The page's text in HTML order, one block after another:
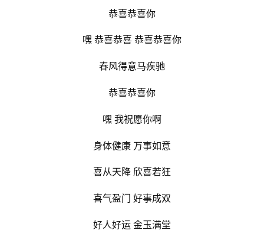
恭喜恭喜你
嘿 恭喜恭喜 恭喜恭喜你
春风得意马疾驰
恭喜恭喜你
嘿 我祝愿你啊
身体健康 万事如意
喜从天降 欣喜若狂
喜气盈门 好事成双
好人好运 金玉满堂